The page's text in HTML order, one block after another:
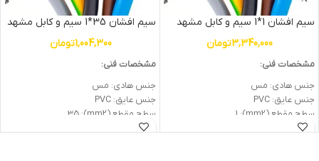
سیم افشان 1*1 سیم و کابل مشهد
3,340,000تومان
مشخصات فنی:
جنس هادی: مس
جنس عایق: PVC
سطح مقطع (mm2): 1
ولتاژ اسمی (V): 300/500
سیم افشان 35*1 سیم و کابل مشهد
1,004,300تومان
مشخصات فنی:
جنس هادی: مس
جنس عایق: PVC
سطح مقطع (mm2): 35
ولتاژ اسمی (V): 450/750